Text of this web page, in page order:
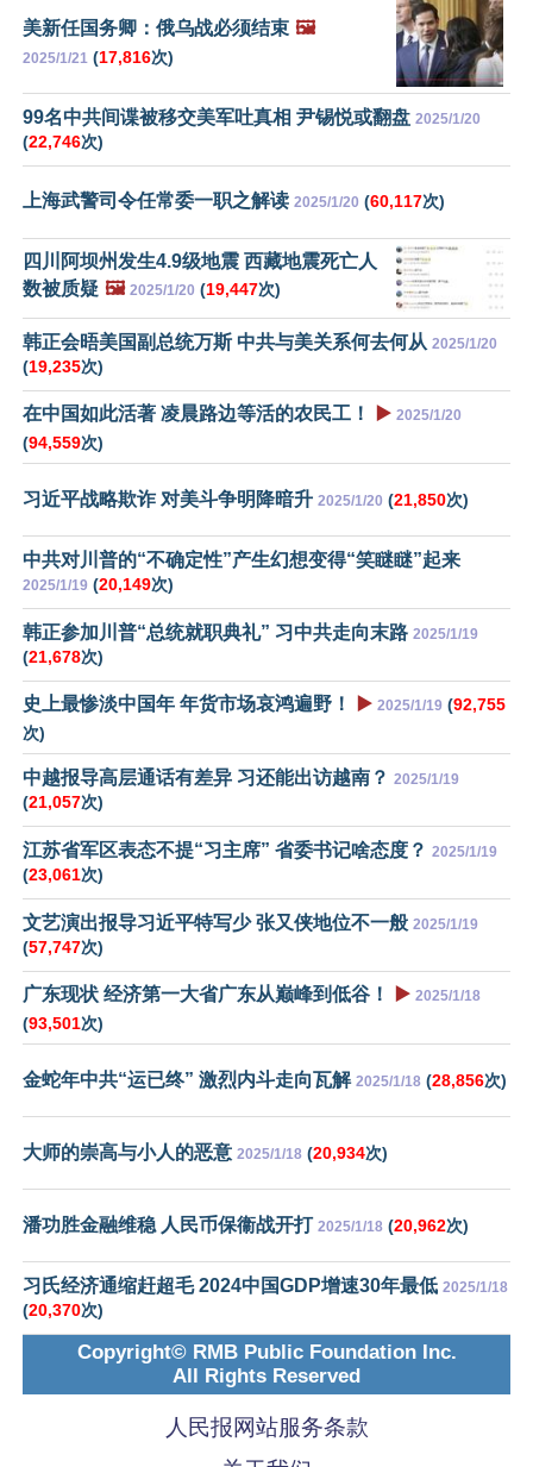
美新任国务卿：俄乌战必须结束 🖼️
2025/1/21 (17,816次)
99名中共间谍被移交美军吐真相 尹锡悦或翻盘 2025/1/20
(22,746次)
上海武警司令任常委一职之解读 2025/1/20 (60,117次)
四川阿坝州发生4.9级地震 西藏地震死亡人
数被质疑 🖼️ 2025/1/20 (19,447次)
韩正会晤美国副总统万斯 中共与美关系何去何从 2025/1/20
(19,235次)
在中国如此活著 凌晨路边等活的农民工！ ▶️ 2025/1/20
(94,559次)
习近平战略欺诈 对美斗争明降暗升 2025/1/20 (21,850次)
中共对川普的“不确定性”产生幻想变得“笑瞇瞇”起来
2025/1/19 (20,149次)
韩正参加川普“总统就职典礼” 习中共走向末路 2025/1/19
(21,678次)
史上最惨淡中国年 年货市场哀鸿遍野！ ▶️ 2025/1/19 (92,755
次)
中越报导高层通话有差异 习还能出访越南？ 2025/1/19
(21,057次)
江苏省军区表态不提“习主席” 省委书记啥态度？ 2025/1/19
(23,061次)
文艺演出报导习近平特写少 张又侠地位不一般 2025/1/19
(57,747次)
广东现状 经济第一大省广东从巅峰到低谷！ ▶️ 2025/1/18
(93,501次)
金蛇年中共“运已终” 激烈内斗走向瓦解 2025/1/18 (28,856次)
大师的崇高与小人的恶意 2025/1/18 (20,934次)
潘功胜金融维稳 人民币保衞战开打 2025/1/18 (20,962次)
习氏经济通缩赶超毛 2024中国GDP增速30年最低 2025/1/18
(20,370次)
Copyright© RMB Public Foundation Inc.
All Rights Reserved
人民报网站服务条款